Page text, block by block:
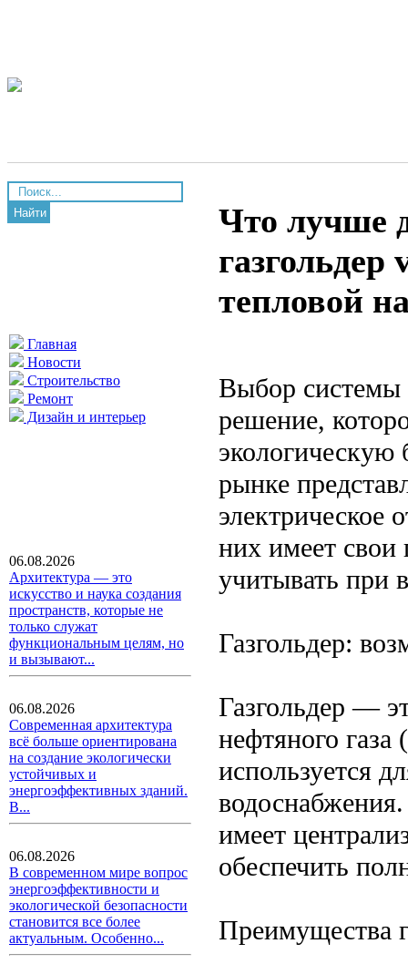
Найти
Главная
Новости
Строительство
Ремонт
Дизайн и интерьер
06.08.2026
Архитектура — это
искусство и наука создания
пространств, которые не
только служат
функциональным целям, но
и вызывают...
06.08.2026
Современная архитектура
всё больше ориентирована
на создание экологически
устойчивых и
энергоэффективных зданий.
В...
06.08.2026
В современном мире вопрос
энергоэффективности и
экологической безопасности
становится все более
актуальным. Особенно...
Что лучше
газгольдер
тепловой
Выбор системы
решение,
экологическую
рынке
электрическое
них имеет свои
учитывать при
Газгольдер:
Газгольдер —
нефтяного
используется
имеет
обеспечить
Преимущества